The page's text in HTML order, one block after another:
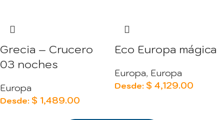
Grecia – Crucero
03 noches
Europa
Desde: $ 1,489.00
Eco Europa mágica
Europa, Europa
Desde: $ 4,129.00